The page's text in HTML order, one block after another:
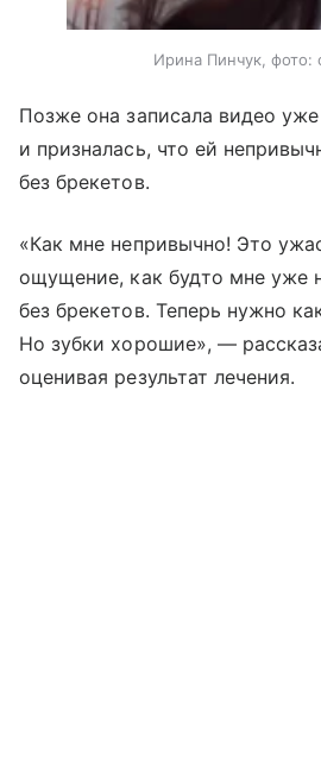
Ирина Пинчук, фото:
Позже она записала видео
и призналась, что ей
без брекетов.
«Как мне непривычно! Это
ощущение, как будто мне уже
без брекетов. Теперь нужно
Но зубки хорошие», —
оценивая результат лечения.